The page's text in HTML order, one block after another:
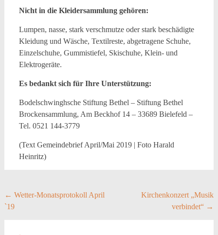
Nicht in die Kleidersammlung gehören:
Lumpen, nasse, stark verschmutze oder stark beschädigte
Kleidung und Wäsche, Textilreste, abgetragene Schuhe,
Einzelschuhe, Gummistiefel, Skischuhe, Klein- und
Elektrogeräte.
Es bedankt sich für Ihre Unterstützung:
Bodelschwinghsche Stiftung Bethel – Stiftung Bethel
Brockensammlung, Am Beckhof 14 – 33689 Bielefeld –
Tel. 0521 144-3779
(Text Gemeindebrief April/Mai 2019 | Foto Harald
Heinritz)
Post
navigation
← Wetter-Monatsprotokoll April
`19
Kirchenkonzert „Musik
verbindet“ →